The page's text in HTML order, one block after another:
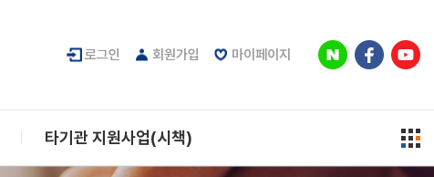
로그인 회원가입 마이페이지
타기관 지원사업(시책)